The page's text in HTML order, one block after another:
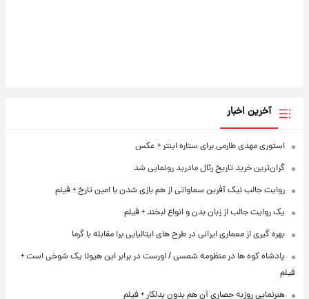
آخرین اخبار
استوری مهدی طارمی برای ستاره اینتر + عکس
گران‌ترین خرید تاریخ رئال مادرید رونمایی شد
روایت جالب نیک آفرین سماواتی از هم بازی شدن با امین تارخ + فیلم
یک روایت جالب از زبان بدن و انواع لبخند + فیلم
بهره گیری از معماری ایرانی در طرح های ایتالیایی برا مقابله با گرما
پادشاه کوه ها در منظومه شمسی / اورست در برابر این هیولا یک شوخی است +
فیلم
هنرنمایی روزبه حصاری آن هم بدون بدلکار + فیلم